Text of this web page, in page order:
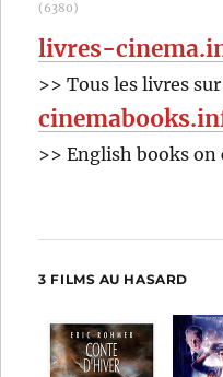
(6380)
livres-
>> Tous les livres
>> English books on
3 FILMS AU HASARD